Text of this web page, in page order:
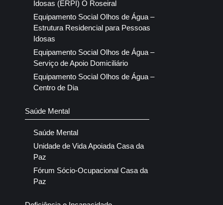
Idosas (ERPI) O Roseiral
Equipamento Social Olhos de Água –
Estrutura Residencial para Pessoas
Idosas
Equipamento Social Olhos de Água –
Serviço de Apoio Domiciliário
Equipamento Social Olhos de Água –
Centro de Dia
Saúde Mental
Saúde Mental
Unidade de Vida Apoiada Casa da
Paz
Fórum Sócio-Ocupacional Casa da
Paz